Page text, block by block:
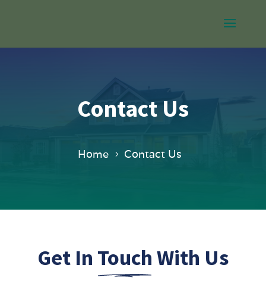
Contact Us
Home Contact Us
Get In Touch With Us